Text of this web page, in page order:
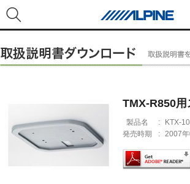
TMX-R850
製品名 :
KTX-
発売時期
: 2007年